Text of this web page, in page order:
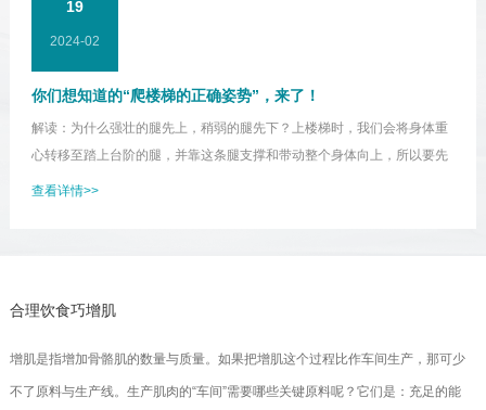
19
2024-02
你们想知道的“爬楼梯的正确姿势”，来了！
解读：为什么强壮的腿先上，稍弱的腿先下？上楼梯时，我们会将身体重
心转移至踏上台阶的腿，并靠这条腿支撑和带动整个身体向上，所以要先
迈出更强的腿踏上台阶。而下楼梯时，我们的重心会在后面的腿上，所以
掌发力蹬地时，会激活臀肌。这样，在上下楼梯时就能借助...
查看详情>>
合理饮食巧增肌
增肌是指增加骨骼肌的数量与质量。如果把增肌这个过程比作车间生产，那可少
不了原料与生产线。生产肌肉的“车间”需要哪些关键原料呢？它们是：充足的能